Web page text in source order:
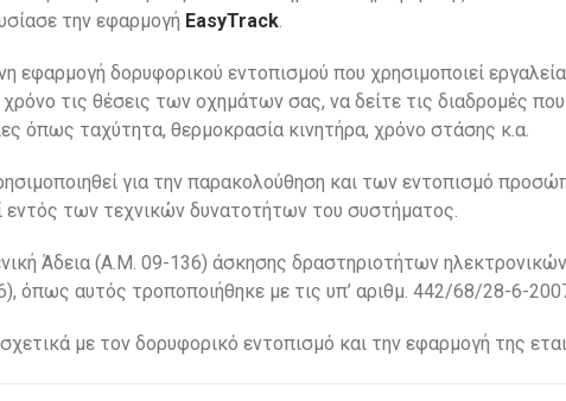
την εφαρμογή EasyTrack.
εφαρμογή δορυφορικού εντοπισμού που χρησιμοποιεί
τις θέσεις των οχημάτων σας, να δείτε τις διαδρομές
όπως ταχύτητα, θερμοκρασία κινητήρα, χρόνο στάσης κ.α.
για την παρακολούθηση και των εντοπισμό
εντός των τεχνικών δυνατοτήτων του συστήματος.
Άδεια (Α.Μ. 09-136) άσκησης δραστηριοτήτων
όπως αυτός τροποποιήθηκε με τις υπ’ αριθμ. 442/68/28-6-
με τον δορυφορικό εντοπισμό και την εφαρμογή της